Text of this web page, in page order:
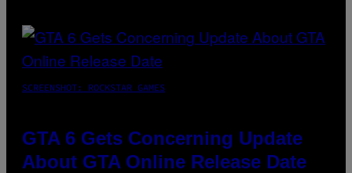
SCREENSHOT: ROCKSTAR GAMES
GTA 6 Gets Concerning Update
About GTA Online Release Date